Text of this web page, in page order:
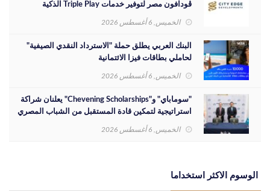
ڤودافون مصر لتوفير خدمات Triple Play الذكية
بمشروع داون تاون بمدينة العلمين الجديدة
الخميس, 6 أغسطس 2026
البنك العربي يطلق حملة "الاسترداد النقدي الصيفية"
لحاملي بطاقات فيزا الائتمانية
الخميس, 6 أغسطس 2026
"سوماباي" و"Chevening Scholarships" يعلنان شراكة
استراتيجية لتمكين قادة المستقبل من الشباب المصري
الخميس, 6 أغسطس 2026
الوسوم الاكثر استخداما